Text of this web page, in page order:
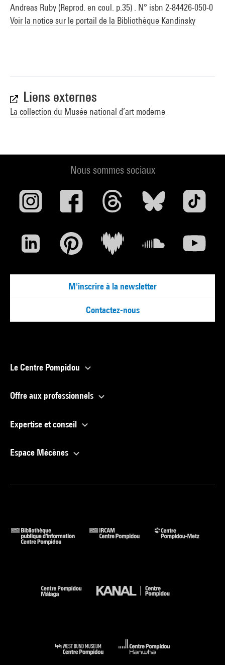
Andreas Ruby (Reprod. en coul. p.35) . N° isbn 2-84426-050-0
Voir la notice sur le portail de la Bibliothèque Kandinsky
Liens externes
La collection du Musée national d’art moderne
Nous sommes sociaux
M'inscrire à la newsletter
Contactez-nous
Le Centre Pompidou
Offre aux professionnels
Expertise et conseil
Espace Mécènes